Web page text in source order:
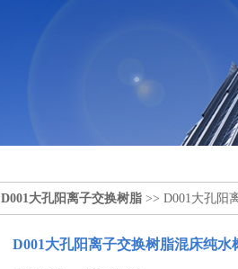
D001大孔阳离子交换树脂 >> D001大孔阳
D001大孔阳离子交换树脂混床纯水